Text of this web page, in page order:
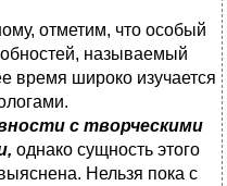
отметим, что особый
называемый
время широко изучается
с творческими
однако сущность этого
Нельзя пока с